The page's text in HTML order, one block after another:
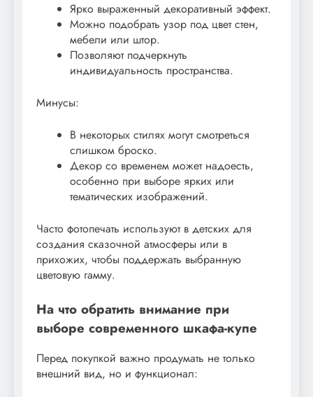
Ярко выраженный декоративный эффект.
Можно подобрать узор под цвет стен,
мебели или штор.
Позволяют подчеркнуть
индивидуальность пространства.
Минусы:
В некоторых стилях могут смотреться
слишком броско.
Декор со временем может надоесть,
особенно при выборе ярких или
тематических изображений.
Часто фотопечать используют в детских для
создания сказочной атмосферы или в
прихожих, чтобы поддержать выбранную
цветовую гамму.
На что обратить внимание при
выборе современного шкафа-купе
Перед покупкой важно продумать не только
внешний вид, но и функционал: